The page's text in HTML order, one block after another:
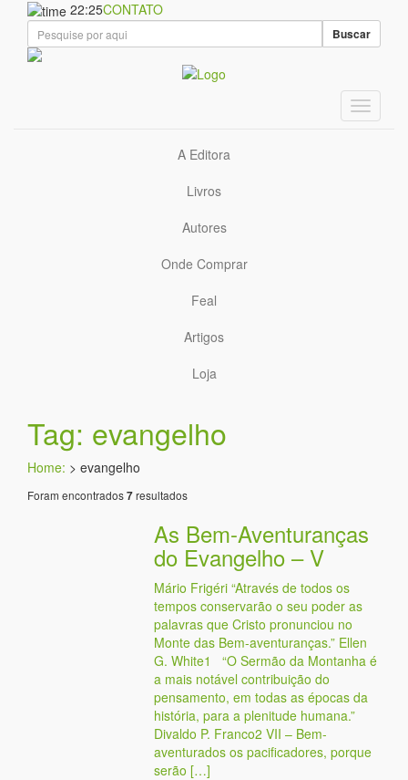
22:25CONTATO
Buscar
A Editora
Livros
Autores
Onde Comprar
Feal
Artigos
Loja
Tag: evangelho
Home: > evangelho
Foram encontrados7resultados
As Bem-Aventuranças
do Evangelho – V
Mário Frigéri “Através de todos os
tempos conservarão o seu poder as
palavras que Cristo pronunciou no
Monte das Bem-aventuranças.” Ellen
G. White1 “O Sermão da Montanha é
a mais notável contribuição do
pensamento, em todas as épocas da
história, para a plenitude humana.”
Divaldo P. Franco2 VII – Bem-
aventurados os pacificadores, porque
serão […]